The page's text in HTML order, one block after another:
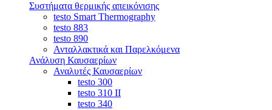
Συστήματα θερμικής απεικόνισης
testo Smart Thermography
testo 883
testo 890
Ανταλλακτικά και Παρελκόμενα
Ανάλυση Καυσαερίων
Αναλυτές Καυσαερίων
testo 300
testo 310 ΙΙ
testo 340